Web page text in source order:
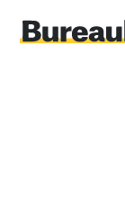
indhold